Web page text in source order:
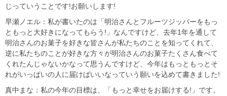
じっていうことです!お願いします!
早瀬ノエル：私が書いたのは「明治さんとフルーツジッパーをもっ
ともっと大好きになってもらう!」なんですけど、去年1年を通して
明治さんのお菓子を好きな皆さんが私たちのことを知ってくれて、
逆に私たちのことが好きな方々が明治さんのお菓子たくさん食べて
くれたんじゃないかなって思うんですけど、今年はもっともっとそ
れがいっぱいの人に届けばいいなっていう願いを込めて書きました!
真中まな：私の今年の目標は、「もっと幸せをお届けする!」です。